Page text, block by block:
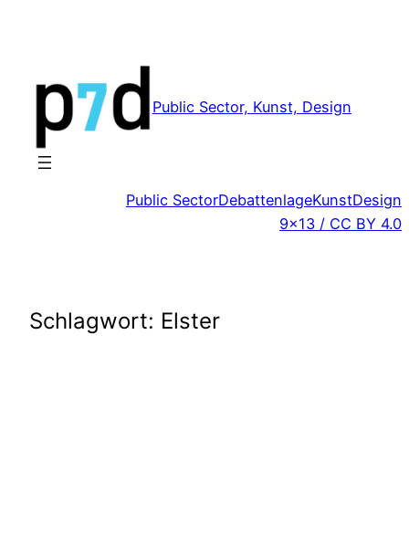
Public Sector, Kunst, Design
Public SectorDebattenlageKunstDesign
9×13 / CC BY 4.0
Schlagwort: Elster